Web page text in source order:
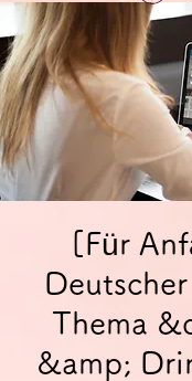
[Für
Thema
&amp;